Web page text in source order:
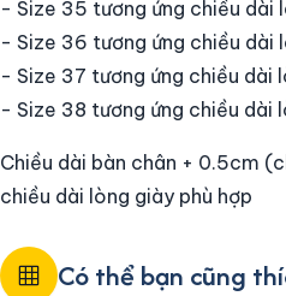
- Size 35 tương ứng chiều dài
- Size 36 tương ứng chiều dài
- Size 37 tương ứng chiều dài
- Size 38 tương ứng chiều dài
Chiều dài bàn chân + 0.5cm
chiều dài lòng giày phù hợp
Có thể bạn cũng